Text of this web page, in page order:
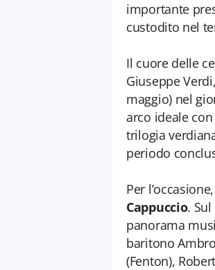
importante
custodito nel
Il cuore delle
Giuseppe
maggio) nel
arco ideale
trilogia
periodo
Per
Cappuccio.
panorama
baritono
(Fenton),